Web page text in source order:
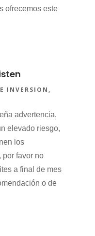
ofrecemos este
INVERSION ,
advertencia,
elevado riesgo,
los
por favor no
a final de mes
o de